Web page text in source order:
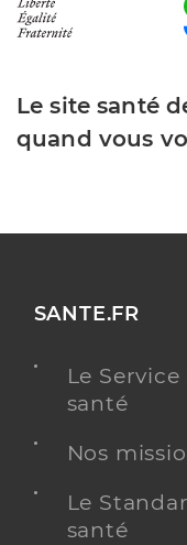
Le site santé
quand vous
SANTE.FR
Le
santé
Nos
Le
santé